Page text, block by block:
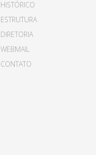
HISTÓRICO
ESTRUTURA
DIRETORIA
WEBMAIL
CONTATO